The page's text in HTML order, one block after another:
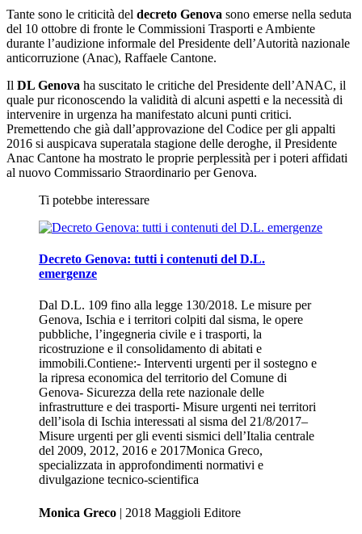
Tante sono le criticità del decreto Genova sono emerse nella seduta
del 10 ottobre di fronte le Commissioni Trasporti e Ambiente
durante l’audizione informale del Presidente dell’Autorità nazionale
anticorruzione (Anac), Raffaele Cantone.
Il DL Genova ha suscitato le critiche del Presidente dell’ANAC, il
quale pur riconoscendo la validità di alcuni aspetti e la necessità di
intervenire in urgenza ha manifestato alcuni punti critici.
Premettendo che già dall’approvazione del Codice per gli appalti
2016 si auspicava superatala stagione delle deroghe, il Presidente
Anac Cantone ha mostrato le proprie perplessità per i poteri affidati
al nuovo Commissario Straordinario per Genova.
Ti potebbe interessare
Decreto Genova: tutti i contenuti del D.L.
emergenze
Dal D.L. 109 fino alla legge 130/2018. Le misure per
Genova, Ischia e i territori colpiti dal sisma, le opere
pubbliche, l’ingegneria civile e i trasporti, la
ricostruzione e il consolidamento di abitati e
immobili.Contiene:- Interventi urgenti per il sostegno e
la ripresa economica del territorio del Comune di
Genova- Sicurezza della rete nazionale delle
infrastrutture e dei trasporti- Misure urgenti nei territori
dell’isola di Ischia interessati al sisma del 21/8/2017–
Misure urgenti per gli eventi sismici dell’Italia centrale
del 2009, 2012, 2016 e 2017Monica Greco,
specializzata in approfondimenti normativi e
divulgazione tecnico-scientifica
Monica Greco | 2018 Maggioli Editore